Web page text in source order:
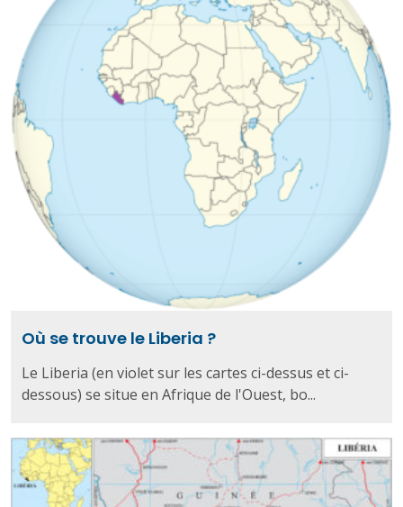
Où se trouve le Liberia ?
Le Liberia (en violet sur les cartes ci-dessus et ci-
dessous) se situe en Afrique de l'Ouest, bo...